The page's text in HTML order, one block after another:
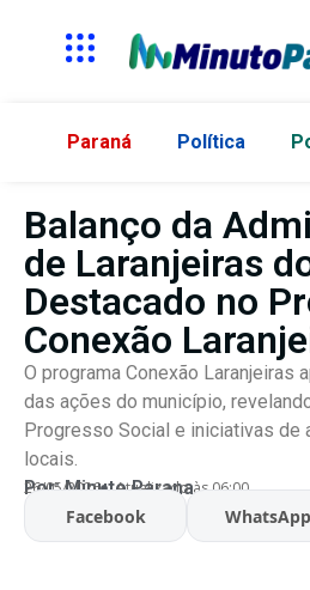
Paraná Política
Balanço da
de Laranjeiras
Destacado no
Conexão
O programa Conexão Laranjeiras
das ações do município,
Progresso Social e iniciativas de
locais.
Por:Minuto Parana
26/05/2026 Atualizado às 06:00
Facebook WhatsApp